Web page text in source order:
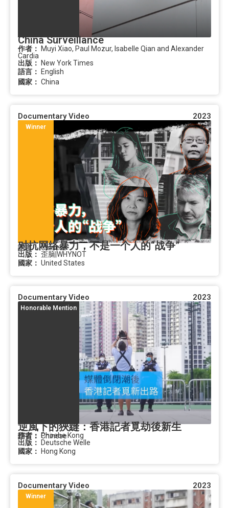
China Surveillance
作者：
Muyi Xiao, Paul Mozur, Isabelle Qian and Alexander
Cardia
出版：
New York Times
語言：
English
國家： China
Documentary Video 2023
Winner
对抗网络暴力，不是一个人的“战争”
出版： 歪脑|WHYNOT
語言：Chinese
國家： United States
Documentary Video 2023
Honorable Mention
逆風下的狹縫：香港記者覓劫後新生
作者： Phoebe Kong
出版：
Deutsche Welle
語言： Chinese
國家：
Hong Kong
Documentary Video 2023
Winner